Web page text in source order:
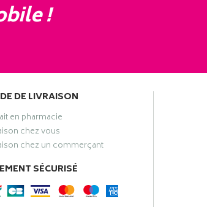
!
DE LIVRAISON
en pharmacie
chez vous
chez un commerçant
SÉCURISÉ